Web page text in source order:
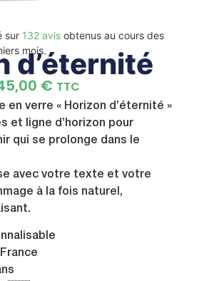
sur 132 avisobtenus au cours des
mois.
d’éternité
€ TTC
en verre « Horizon d’éternité »
et ligne d’horizon pour
qui se prolonge dans le
avec votre texte et votre
à la fois naturel,